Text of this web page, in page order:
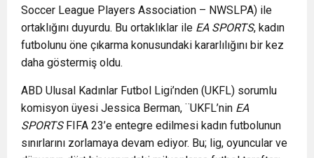
Soccer League Players Association – NWSLPA) ile
ortaklığını duyurdu. Bu ortaklıklar ile EA SPORTS, kadın
futbolunu öne çıkarma konusundaki kararlılığını bir kez
daha göstermiş oldu.
ABD Ulusal Kadınlar Futbol Ligi’nden (UKFL) sorumlu
komisyon üyesi Jessica Berman, ¨UKFL’nin EA
SPORTSFIFA 23’e entegre edilmesi kadın futbolunun
sınırlarını zorlamaya devam ediyor. Bu; lig, oyuncular ve